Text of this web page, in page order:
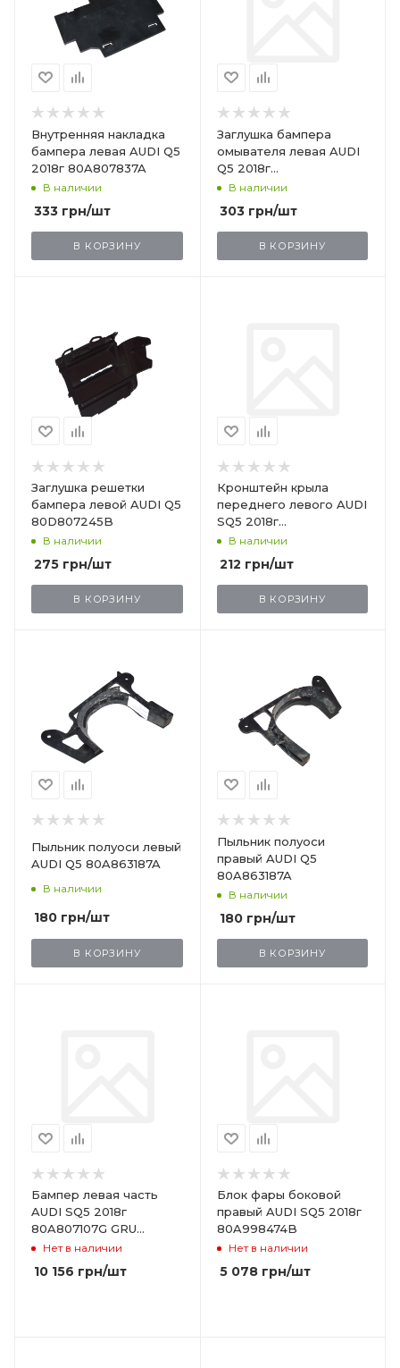
Внутренняя накладка
бампера левая AUDI Q5
2018г 80A807837A
В наличии
333 грн/шт
В КОРЗИНУ
Заглушка бампера
омывателя левая AUDI
Q5 2018г
80A807753GRU
В наличии
303грн/шт
В КОРЗИНУ
Заглушка решетки
бампера левой AUDI Q5
80D807245B
В наличии
275 грн/шт
В КОРЗИНУ
Кронштейн крыла
переднего левого AUDI
SQ5 2018г
80A821472STL
В наличии
212 грн/шт
В КОРЗИНУ
Пыльник полуоси левый
AUDI Q5 80A863187A
В наличии
180 грн/шт
В КОРЗИНУ
Пыльник полуоси
правый AUDI Q5
80A863187A
В наличии
180грн/шт
В КОРЗИНУ
Бампер левая часть
AUDI SQ5 2018г
80A807107G GRU
80A807437E
Нет в наличии
10 156 грн/шт
Блок фары боковой
правый AUDI SQ5 2018г
80A998474B
Нет в наличии
5 078грн/шт